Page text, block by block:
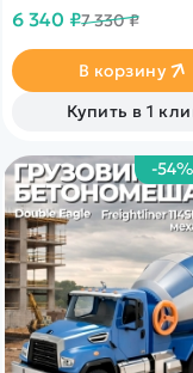
Скорость развивает
масштаб 1:16. Цвет
6 340 ₽7 330 ₽
В корзину
Купить в 1
-54%